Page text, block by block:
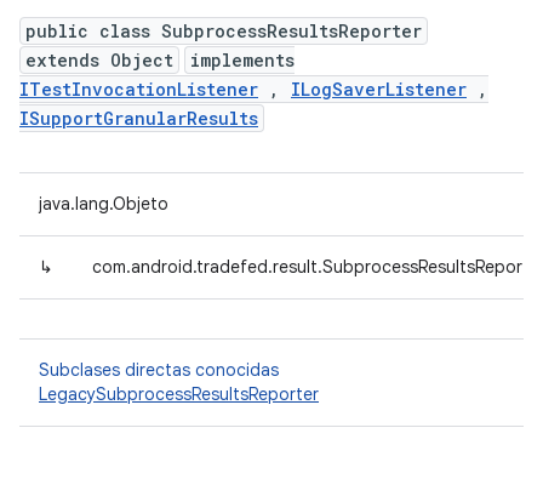
public class SubprocessResultsReporter
extends Object
implements
ITestInvocationListener , ILogSaverListener ,
ISupportGranularResults
java.lang.Objeto
↳
Subclases directas conocidas
LegacySubprocessResultsReporter